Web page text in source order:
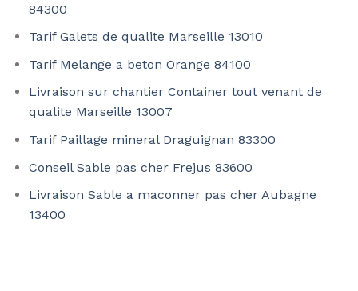
84300
Tarif Galets de qualite Marseille 13010
Tarif Melange a beton Orange 84100
Livraison sur chantier Container tout venant de
qualite Marseille 13007
Tarif Paillage mineral Draguignan 83300
Conseil Sable pas cher Frejus 83600
Livraison Sable a maconner pas cher Aubagne
13400